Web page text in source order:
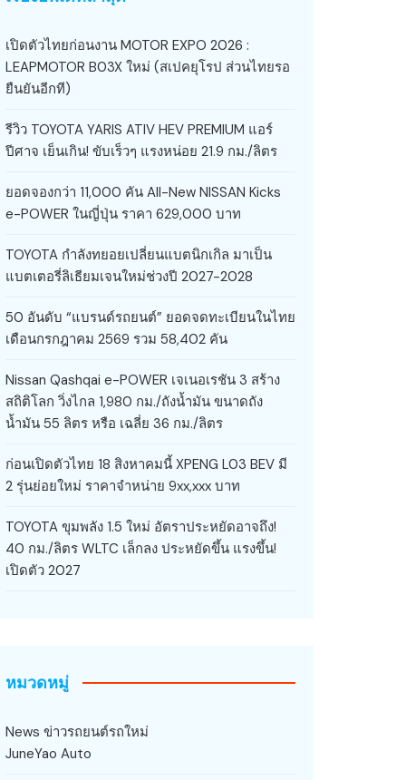
เปิดตัวไทยก่อนงาน MOTOR EXPO 2026 :
LEAPMOTOR B03X ใหม่ (สเปคยุโรป ส่วนไทยรอ
ยืนยันอีกที)
รีวิว TOYOTA YARIS ATIV HEV PREMIUM แอร์
ปีศาจ เย็นเกิน! ขับเร็วๆ แรงหน่อย 21.9 กม./ลิตร
ยอดจองกว่า 11,000 คัน All-New NISSAN Kicks
e-POWER ในญี่ปุ่น ราคา 629,000 บาท
TOYOTA กำลังทยอยเปลี่ยนแบตนิกเกิล มาเป็น
แบตเตอรี่ลิเธียมเจนใหม่ช่วงปี 2027-2028
50 อันดับ “แบรนด์รถยนต์” ยอดจดทะเบียนในไทย
เดือนกรกฎาคม 2569 รวม 58,402 คัน
Nissan Qashqai e-POWER เจเนอเรชัน 3 สร้าง
สถิติโลก วิ่งไกล 1,980 กม./ถังน้ำมัน ขนาดถัง
น้ำมัน 55 ลิตร หรือ เฉลี่ย 36 กม./ลิตร
ก่อนเปิดตัวไทย 18 สิงหาคมนี้ XPENG L03 BEV มี
2 รุ่นย่อยใหม่ ราคาจำหน่าย 9xx,xxx บาท
TOYOTA ขุมพลัง 1.5 ใหม่ อัตราประหยัดอาจถึง!
40 กม./ลิตร WLTC เล็กลง ประหยัดขึ้น แรงขึ้น!
เปิดตัว 2027
หมวดหมู่
News ข่าวรถยนต์รถใหม่
JuneYao Auto